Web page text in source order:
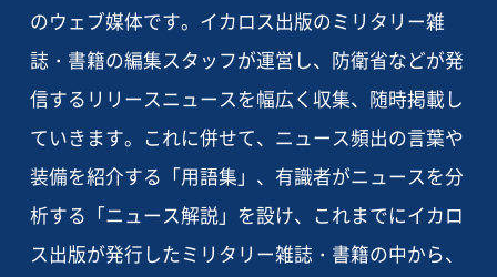
のウェブ媒体です。イカロス出版のミリタリー雑
誌・書籍の編集スタッフが運営し、防衛省などが発
信するリリースニュースを幅広く収集、随時掲載し
ていきます。これに併せて、ニュース頻出の言葉や
装備を紹介する「用語集」、有識者がニュースを分
析する「ニュース解説」を設け、これまでにイカロ
ス出版が発行したミリタリー雑誌・書籍の中から、